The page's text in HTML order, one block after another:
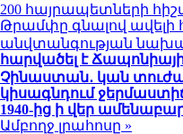
200 հայրապետների
Թրամփը գնալով ավելի
անվտանգության
հարվածել է
Չինաստան․ կան
կիսագնդում
1940-ից ի վեր
Ամբողջ լրահոսը »